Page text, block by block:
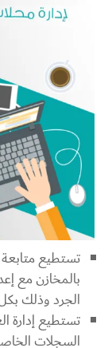
تستطيع
بالمخازن مع
الجرد وذلك
تستطيع إدارة
السجلات